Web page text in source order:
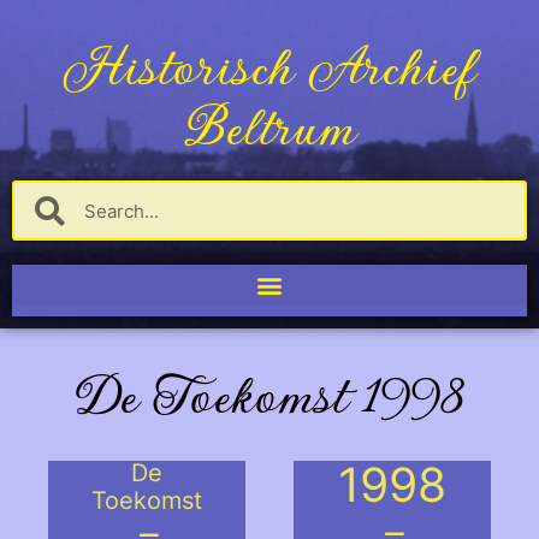
Historisch Archief
Beltrum
De Toekomst 1998
De
Toekomst
1998